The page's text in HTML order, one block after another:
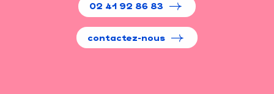
02 41 92 86 83
contactez-nous